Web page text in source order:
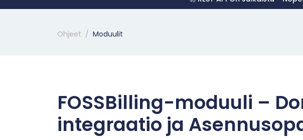
Ohjeet Moduulit
FOSSBilling-moduuli –
integraatio ja